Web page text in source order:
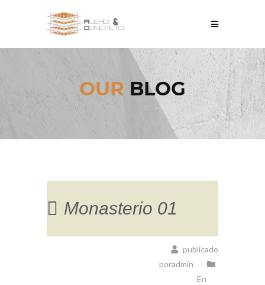
OUR BLOG
Monasterio 01
publicado
poradmin
En